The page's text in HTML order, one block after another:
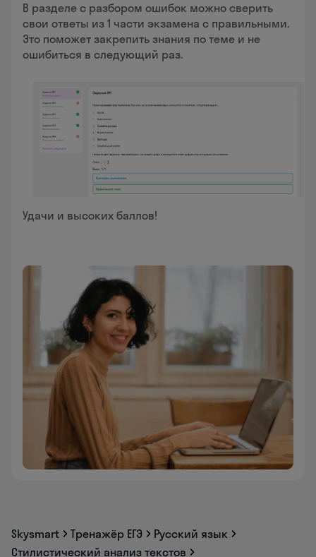
В разделе с разбором ошибок можно сверить
свои ответы из 1 части экзамена с правильными.
Это поможет закрепить знания по теме и не
ошибиться в следующий раз.
Удачи и высоких баллов!
Skysmart Тренажёр ЕГЭ
Русский язык
Стилистический анализ текстов